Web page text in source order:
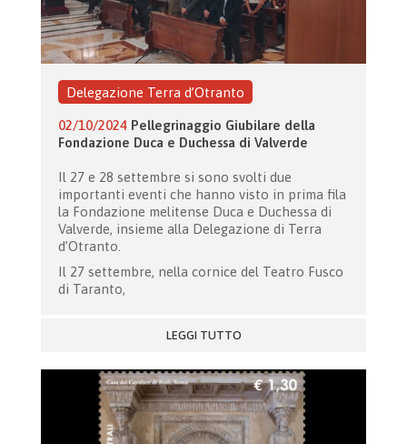
Delegazione Terra d’Otranto
02/10/2024 Pellegrinaggio Giubilare della
Fondazione Duca e Duchessa di Valverde
Il 27 e 28 settembre si sono svolti due
importanti eventi che hanno visto in prima fila
la Fondazione melitense Duca e Duchessa di
Valverde, insieme alla Delegazione di Terra
d’Otranto.
Il 27 settembre, nella cornice del Teatro Fusco
di Taranto,
LEGGI TUTTO